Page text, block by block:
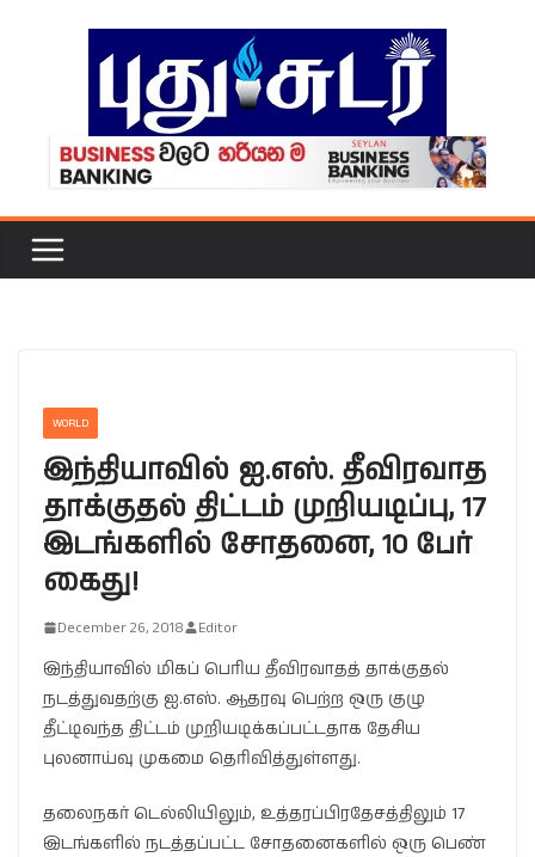
WORLD
இந்தியாவில் ஐ.எஸ். தீவிரவாத
தாக்குதல் திட்டம் முறியடிப்பு, 17
இடங்களில் சோதனை, 10 பேர்
கைது!
December 26, 2018 Editor
இந்தியாவில் மிகப் பெரிய தீவிரவாதத் தாக்குதல்
நடத்துவதற்கு ஐ.எஸ். ஆதரவு பெற்ற ஒரு குழு
தீட்டிவந்த திட்டம் முறியடிக்கப்பட்டதாக தேசிய
புலனாய்வு முகமை தெரிவித்துள்ளது.
தலைநகர் டெல்லியிலும், உத்தரப்பிரதேசத்திலும் 17
இடங்களில் நடத்தப்பட்ட சோதனைகளில் ஒரு பெண்